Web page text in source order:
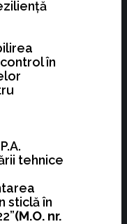
în
tehnice
sticlă în
(M.O. nr.